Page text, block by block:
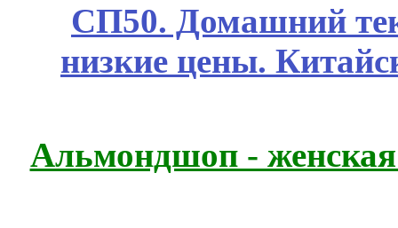
СП50. Домашний
низкие цены.
Альмондшоп -